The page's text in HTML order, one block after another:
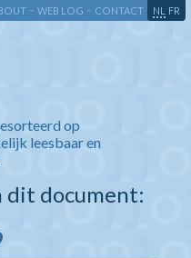
- WEB LOG - CONTACT NL FR
op
leesbaar en
dit document: